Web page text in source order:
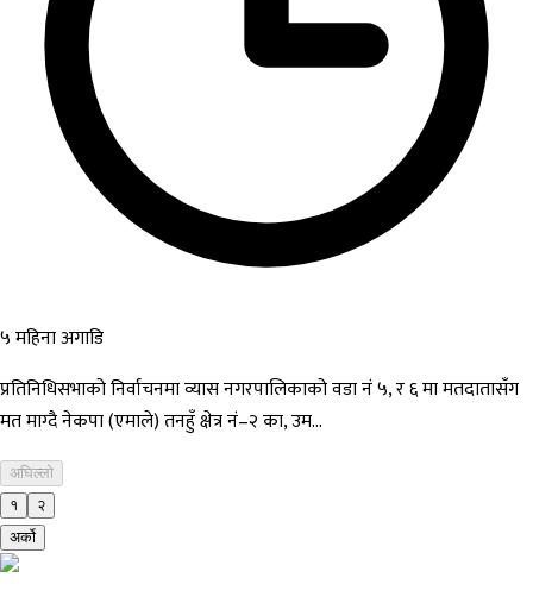
५ महिना अगाडि
प्रतिनिधिसभाको निर्वाचनमा व्यास नगरपालिकाको वडा नं ५, र ६ मा मतदातासँग
मत माग्दै नेकपा (एमाले) तनहुँ क्षेत्र नं–२ का, उम...
अघिल्लो
१
२
अर्को